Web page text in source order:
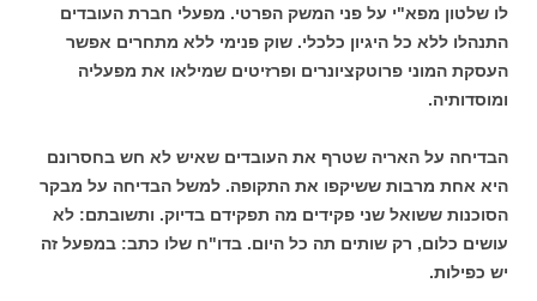
לו שלטון מפא"י על פני המשק הפרטי. מפעלי חברת העובדים
התנהלו ללא כל היגיון כלכלי. שוק פנימי ללא מתחרים אפשר
העסקת המוני פרוטקציונרים ופרזיטים שמילאו את מפעליה
ומוסדותיה.
הבדיחה על האריה שטרף את העובדים שאיש לא חש בחסרונם
היא אחת מרבות ששיקפו את התקופה. למשל הבדיחה על מבקר
הסוכנות ששואל שני פקידים מה תפקידם בדיוק. ותשובתם: לא
עושים כלום, רק שותים תה כל היום. בדו"ח שלו כתב: במפעל זה
יש כפילות.